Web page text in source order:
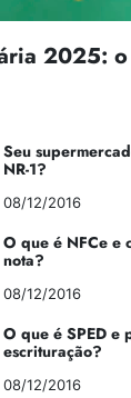
2025:
Seu
NR-1?
08/12/2016
O que é NFCe e
nota?
08/12/2016
O que é SPED e
escrituração?
08/12/2016